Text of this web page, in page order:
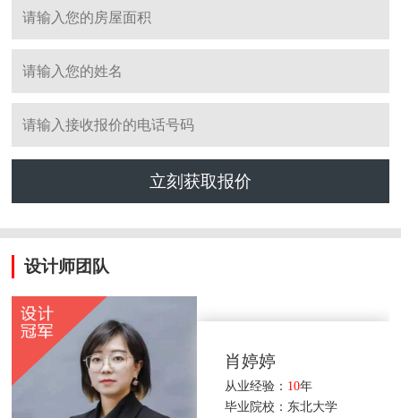
立刻获取报价
设计师团队
肖婷婷
从业经验： 10年
毕业院校：东北大学